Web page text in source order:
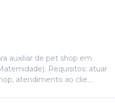
auxiliar de pet shop em
Requisitos: atuar
atendimento ao clie...